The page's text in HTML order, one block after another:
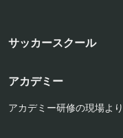
サッカースクール
アカデミー
アカデミー研修の現場より